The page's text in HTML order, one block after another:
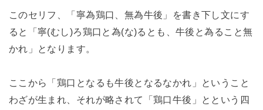
このセリフ、「寧為鶏口、無為牛後」を書き下し文にす
ると「寧(むし)ろ鶏口と為(な)るとも、牛後と為ること無
かれ」となります。
ここから「鶏口となるも牛後となるなかれ」ということ
わざが生まれ、それが略されて「鶏口牛後」とという四